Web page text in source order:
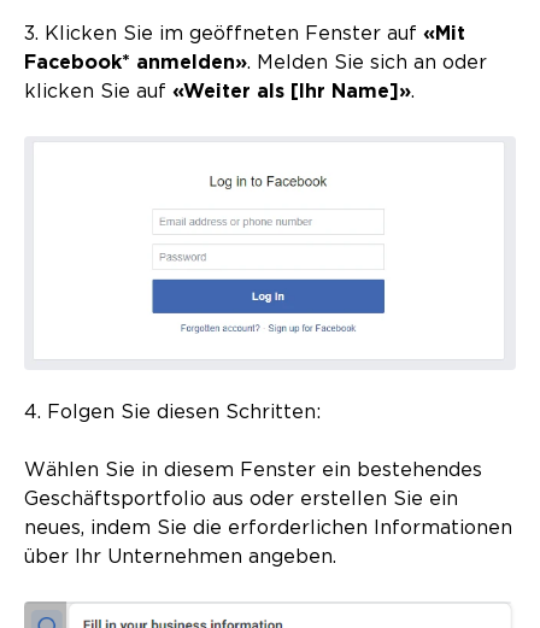
3. Klicken Sie im geöffneten Fenster auf «Mit
Facebook* anmelden». Melden Sie sich an oder
klicken Sie auf «Weiter als [Ihr Name]».
4. Folgen Sie diesen Schritten:
Wählen Sie in diesem Fenster ein bestehendes
Geschäftsportfolio aus oder erstellen Sie ein
neues, indem Sie die erforderlichen Informationen
über Ihr Unternehmen angeben.